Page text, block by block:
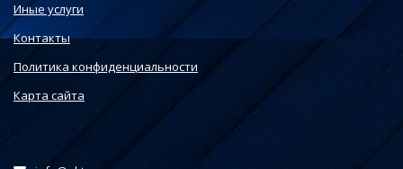
Иные услуги
Контакты
Политика конфиденциальности
Карта сайта